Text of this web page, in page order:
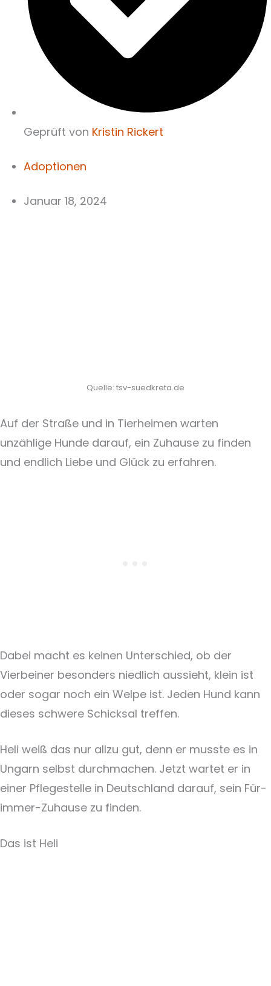
Geprüft von Kristin Rickert
Adoptionen
Januar 18, 2024
Quelle: tsv-suedkreta.de
Auf der Straße und in Tierheimen warten
unzählige Hunde darauf, ein Zuhause zu finden
und endlich Liebe und Glück zu erfahren.
Dabei macht es keinen Unterschied, ob der
Vierbeiner besonders niedlich aussieht, klein ist
oder sogar noch ein Welpe ist. Jeden Hund kann
dieses schwere Schicksal treffen.
Heli weiß das nur allzu gut, denn er musste es in
Ungarn selbst durchmachen. Jetzt wartet er in
einer Pflegestelle in Deutschland darauf, sein Für-
immer-Zuhause zu finden.
Das ist Heli